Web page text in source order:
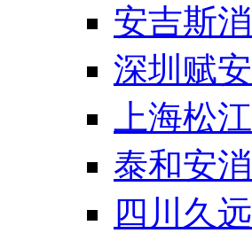
安吉斯消
深圳赋安
上海松江
泰和安消
四川久远